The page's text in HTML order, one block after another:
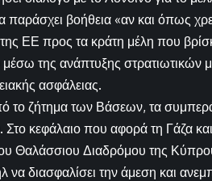
παράσχει βοήθεια «αν και όπως
ΕΕ προς τα κράτη μέλη που
της ανάπτυξης στρατιωτικών
ασφάλειας.
το ζήτημα των Βάσεων, τα
κεφάλαιο που αφορά τη Γάζα
Θαλάσσιου Διαδρόμου της
να διασφαλίσει την άμεση και